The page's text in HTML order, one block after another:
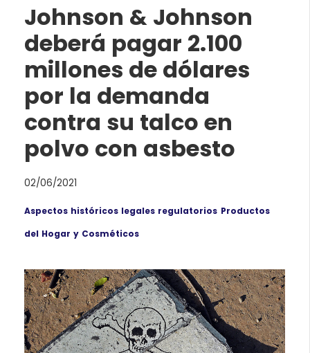
Johnson & Johnson
deberá pagar 2.100
millones de dólares
por la demanda
contra su talco en
polvo con asbesto
02/06/2021
Aspectos históricos legales regulatorios Productos
del Hogar y Cosméticos